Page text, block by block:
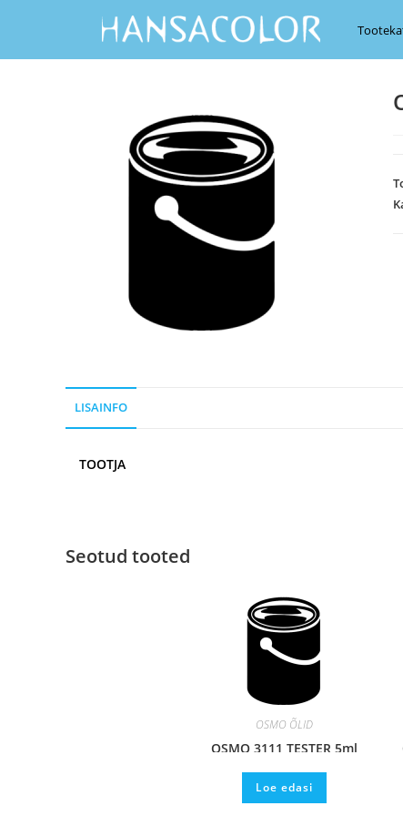
LISAINFO
TOOTJA
Seotud tooted
OSMO ÕLID
OSMO 3111 TESTER 5ml
Loe edasi